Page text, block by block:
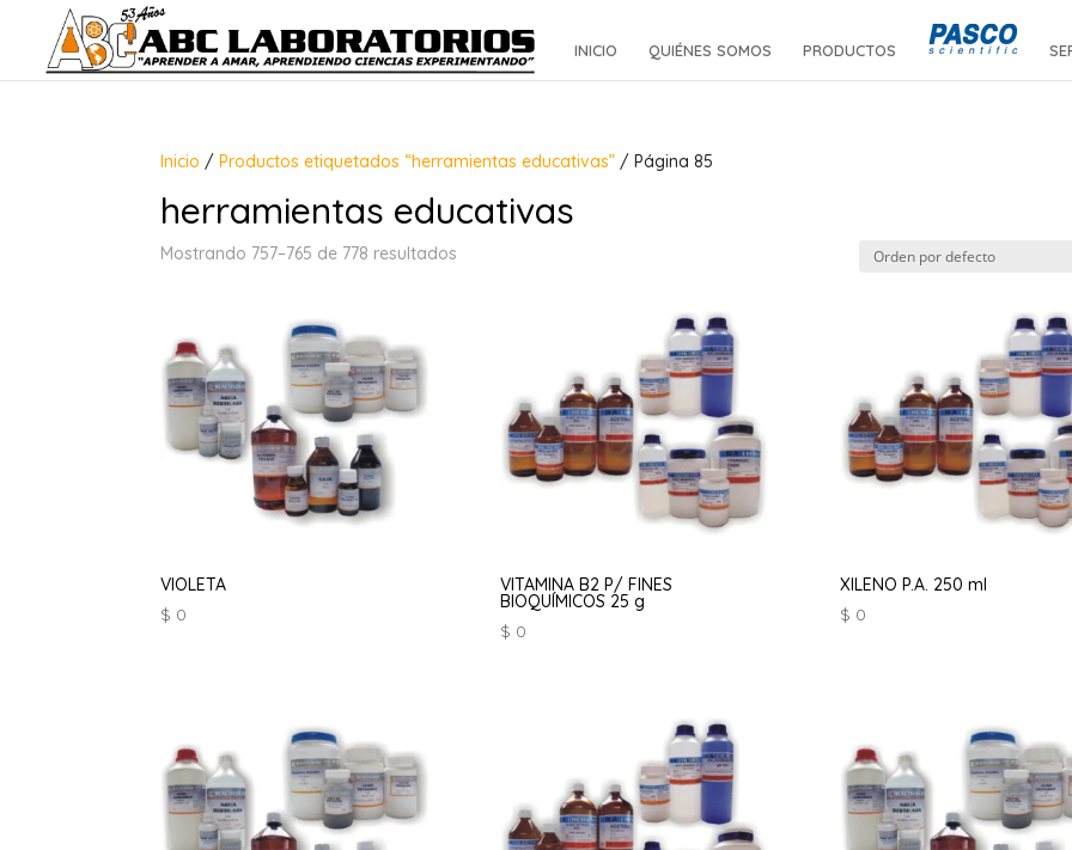
INICIO QUIÉNES SOMOS PRODUCTOS
Inicio /Productos etiquetados “herramientas educativas” / Página 85
herramientas educativas
Mostrando 757–765 de 778 resultados
VIOLETA
$ 0
VITAMINA B2 P/ FINES
BIOQUÍMICOS 25 g
$ 0
XILENO P.A. 250 ml
$ 0